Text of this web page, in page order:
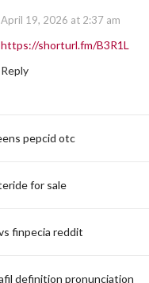
April 19, 2026 at 2:37 am
https://shorturl.fm/B3R1L
Reply
pepcid otc
for sale
finpecia reddit
definition pronunciation